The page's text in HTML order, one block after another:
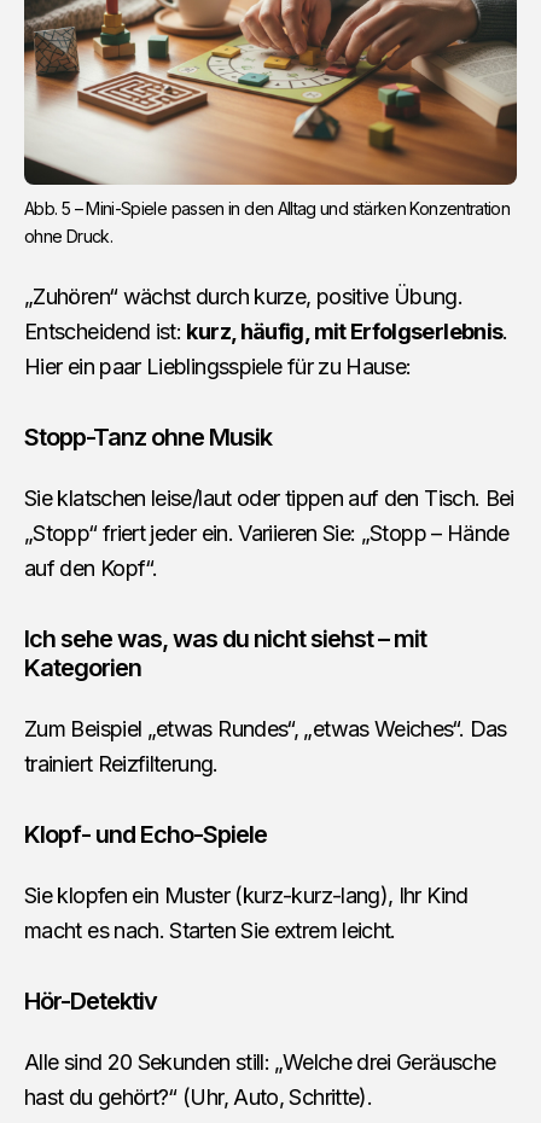
Abb. 5 – Mini-Spiele passen in den Alltag und stärken Konzentration
ohne Druck.
„Zuhören“ wächst durch kurze, positive Übung.
Entscheidend ist: kurz, häufig, mit Erfolgserlebnis.
Hier ein paar Lieblingsspiele für zu Hause:
Stopp-Tanz ohne Musik
Sie klatschen leise/laut oder tippen auf den Tisch. Bei
„Stopp“ friert jeder ein. Variieren Sie: „Stopp – Hände
auf den Kopf“.
Ich sehe was, was du nicht siehst – mit
Kategorien
Zum Beispiel „etwas Rundes“, „etwas Weiches“. Das
trainiert Reizfilterung.
Klopf- und Echo-Spiele
Sie klopfen ein Muster (kurz-kurz-lang), Ihr Kind
macht es nach. Starten Sie extrem leicht.
Hör-Detektiv
Alle sind 20 Sekunden still: „Welche drei Geräusche
hast du gehört?“ (Uhr, Auto, Schritte).